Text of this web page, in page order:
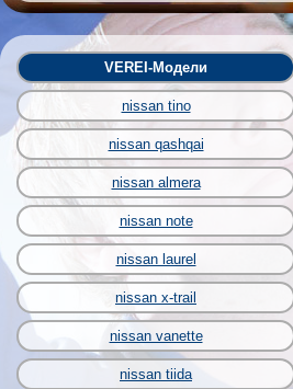
VEREI-Модели
nissan tino
nissan qashqai
nissan almera
nissan note
nissan laurel
nissan x-trail
nissan vanette
nissan tiida